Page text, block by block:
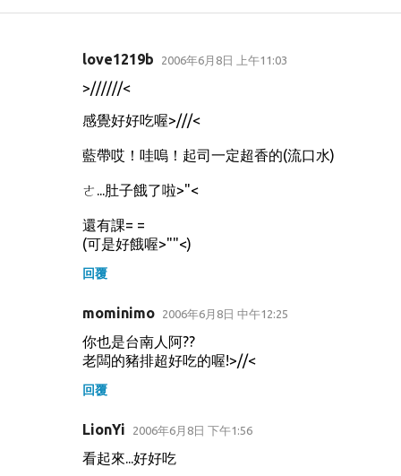
love1219b 2006年6月8日 上午11:03
>//////<
感覺好好吃喔>///<
藍帶哎！哇嗚！起司一定超香的(流口水)
ㄜ...肚子餓了啦>"<
還有課= =
(可是好餓喔>""<)
回覆
mominimo 2006年6月8日 中午12:25
你也是台南人阿??
老闆的豬排超好吃的喔!>//<
回覆
LionYi 2006年6月8日 下午1:56
看起來...好好吃